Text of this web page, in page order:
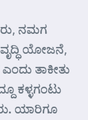
ನಮಗ
ಯೋಜನೆ,
ತಾಕೀತು
ಕಳ್ಳಗಂಟು
ಯಾರಿಗೂ